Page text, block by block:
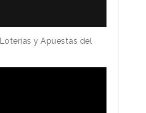
y Apuestas del